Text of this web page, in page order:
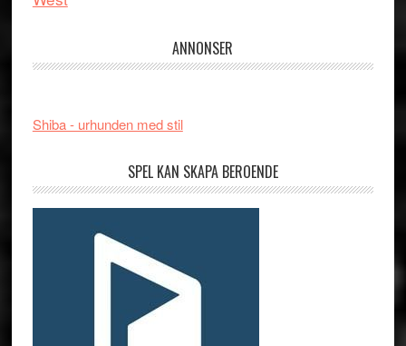
ANNONSER
Shiba - urhunden med stil
SPEL KAN SKAPA BEROENDE